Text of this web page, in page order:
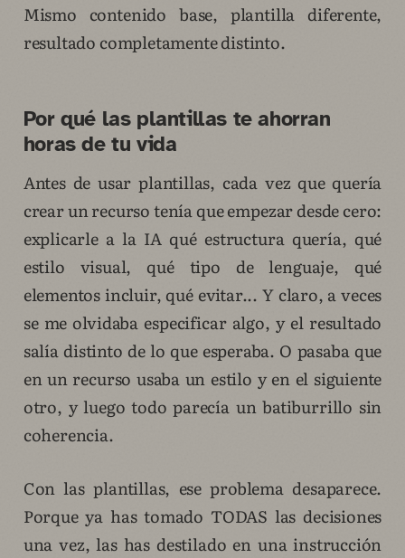
Mismo contenido base, plantilla diferente,
resultado completamente distinto.
Por qué las plantillas te ahorran
horas de tu vida
Antes de usar plantillas, cada vez que quería
crear un recurso tenía que empezar desde cero:
explicarle a la IA qué estructura quería, qué
estilo visual, qué tipo de lenguaje, qué
elementos incluir, qué evitar... Y claro, a veces
se me olvidaba especificar algo, y el resultado
salía distinto de lo que esperaba. O pasaba que
en un recurso usaba un estilo y en el siguiente
otro, y luego todo parecía un batiburrillo sin
coherencia.
Con las plantillas, ese problema desaparece.
Porque ya has tomado TODAS las decisiones
una vez, las has destilado en una instrucción